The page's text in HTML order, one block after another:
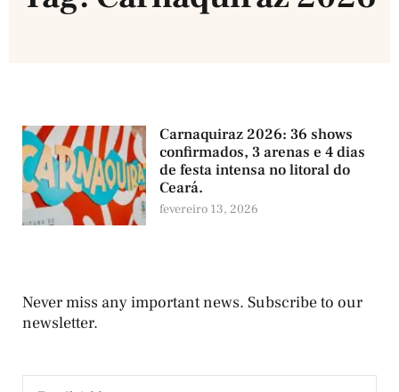
Carnaquiraz 2026: 36 shows
confirmados, 3 arenas e 4 dias
de festa intensa no litoral do
Ceará.
fevereiro 13, 2026
Never miss any important news. Subscribe to our
newsletter.